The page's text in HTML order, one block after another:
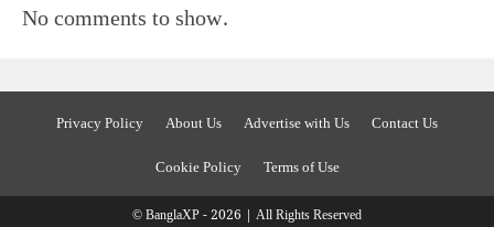
No comments to show.
Privacy Policy About Us Advertise with Us
Contact Us
Cookie Policy
Terms of Use
© BanglaXP - 2026 | All Rights Reserved